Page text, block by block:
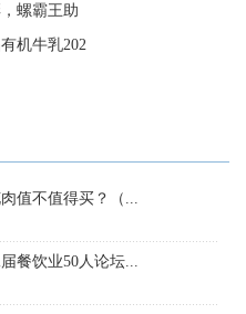
螺霸王助
机牛乳202
值不值得买？（...
餐饮业50人论坛...